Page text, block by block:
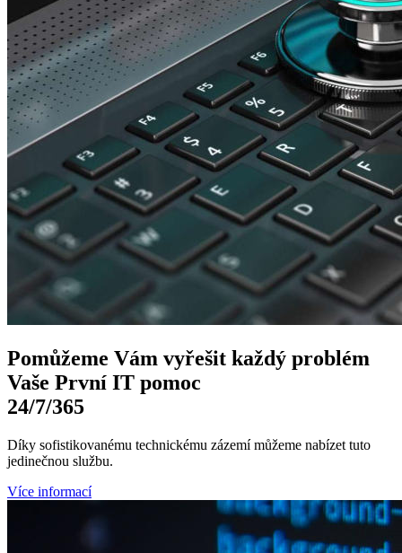
Pomůžeme Vám vyřešit každý problém
Vaše První IT pomoc
24/7/365
Díky sofistikovanému technickému zázemí můžeme nabízet tuto
jedinečnou službu.
Více informací